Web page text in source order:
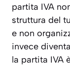
partita IVA
struttura del
e non
invece
la partita IVA